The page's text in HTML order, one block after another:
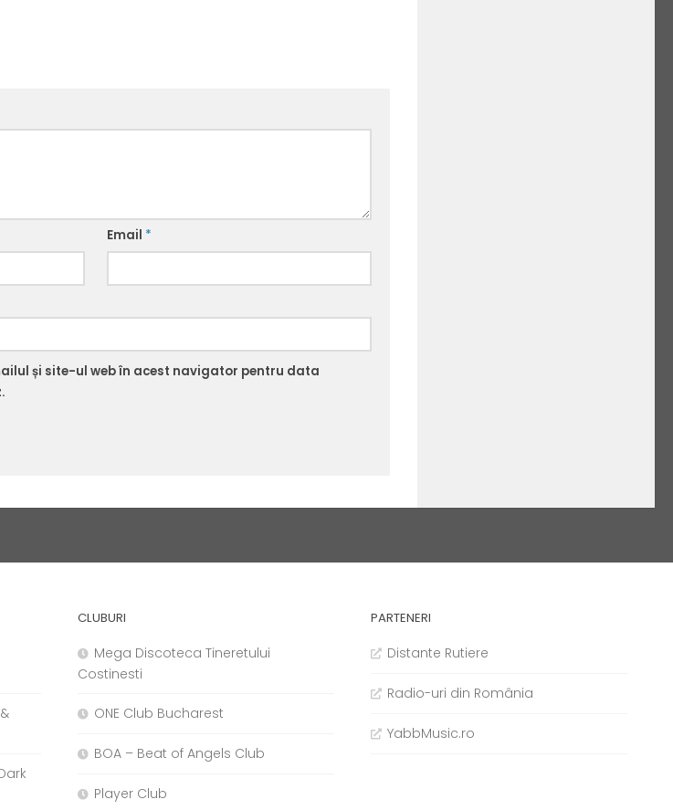
Email *
și site-ul web în acest navigator pentru data
CLUBURI
Mega Discoteca Tineretului
Costinesti
ONE Club Bucharest
BOA – Beat of Angels Club
Player Club
PARTENERI
Distante Rutiere
Radio-uri din România
YabbMusic.ro